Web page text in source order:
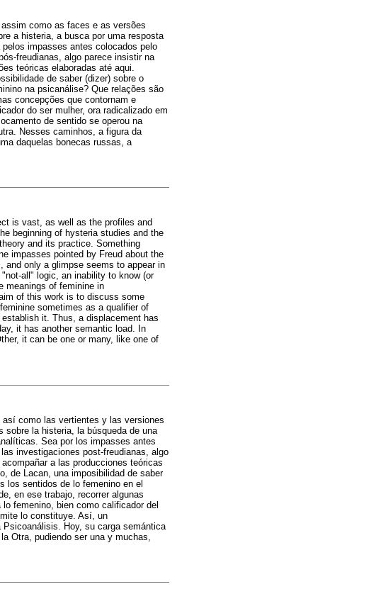
como as faces e as versões
a histeria, a busca por uma resposta
impasses antes colocados pelo
freudianas, algo parece insistir na
teóricas elaboradas até aqui.
de saber (dizer) sobre o
na psicanálise? Que relações são
concepções que contornam e
do ser mulher, ora radicalizado em
de sentido se operou na
Nesses caminhos, a figura da
daquelas bonecas russas, a
is vast, as well as the profiles and
beginning of hysteria studies and the
and its practice. Something
impasses pointed by Freud about the
and only a glimpse seems to appear in
all" logic, an inability to know (or
meanings of feminine in
of this work is to discuss some
sometimes as a qualifier of
it. Thus, a displacement has
it has another semantic load. In
it can be one or many, like one of
como las vertientes y las versiones
la histeria, la búsqueda de una
Sea por los impasses antes
investigaciones post-freudianas, algo
a las producciones teóricas
de Lacan, una imposibilidad de saber
los sentidos de lo femenino en el
en ese trabajo, recorrer algunas
femenino, bien como calificador del
lo constituye. Así, un
Hoy, su carga semántica
Otra, pudiendo ser una y muchas,